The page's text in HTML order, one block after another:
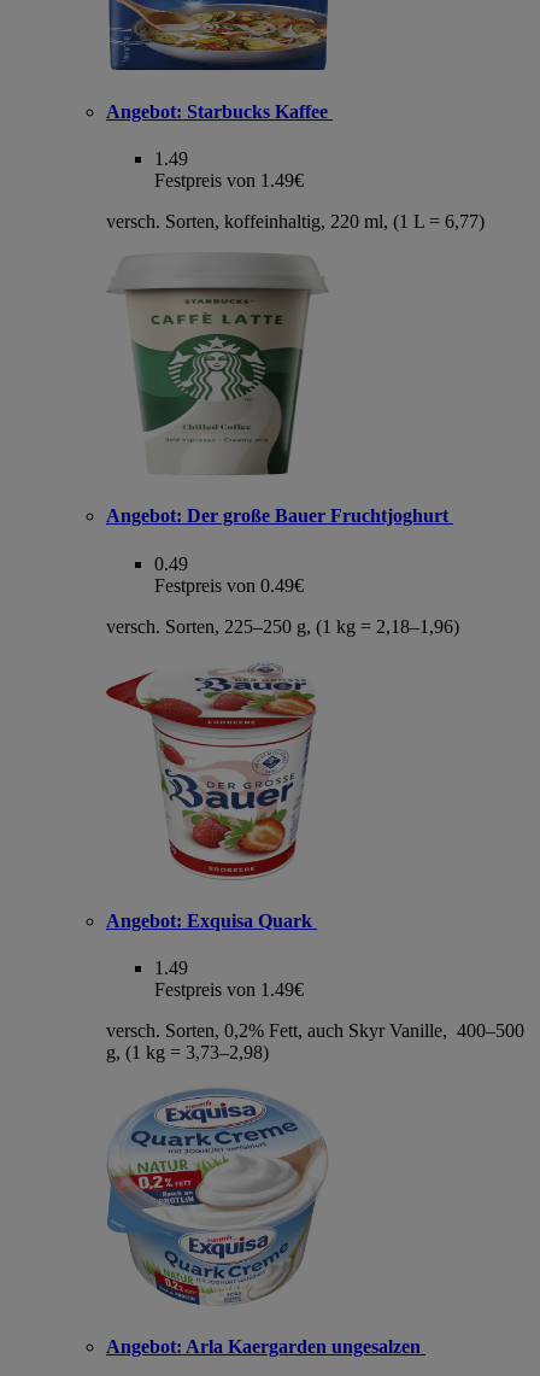
Angebot: Starbucks Kaffee
1.49
Festpreis von 1.49€
versch. Sorten, koffeinhaltig, 220 ml, (1 L = 6,77)
Angebot: Der große Bauer Fruchtjoghurt
0.49
Festpreis von 0.49€
versch. Sorten, 225–250 g, (1 kg = 2,18–1,96)
Angebot: Exquisa Quark
1.49
Festpreis von 1.49€
versch. Sorten, 0,2% Fett, auch Skyr Vanille, 400–500
g, (1 kg = 3,73–2,98)
Angebot: Arla Kaergarden ungesalzen